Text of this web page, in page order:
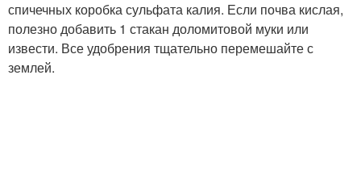
спичечных коробка сульфата калия. Если почва кислая,
полезно добавить 1 стакан доломитовой муки или
извести. Все удобрения тщательно перемешайте с
землей.